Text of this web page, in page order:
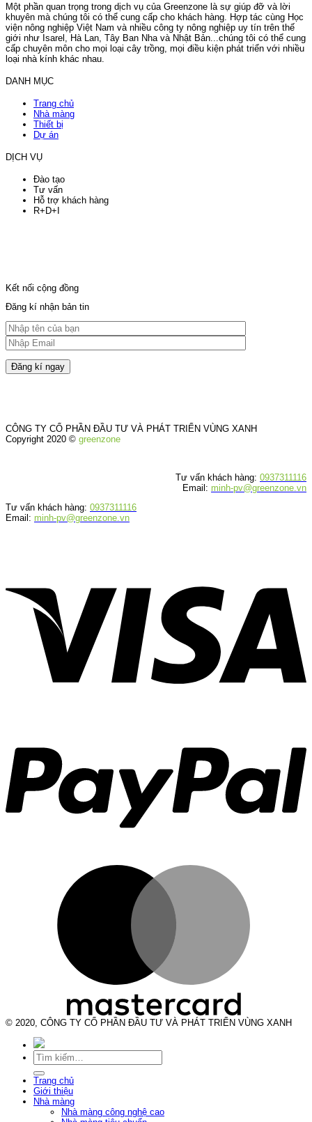
Một phần quan trọng trong dịch vụ của Greenzone là sự giúp đỡ và lời
khuyên mà chúng tôi có thể cung cấp cho khách hàng. Hợp tác cùng Học
viện nông nghiệp Việt Nam và nhiều công ty nông nghiệp uy tín trên thế
giới như Isarel, Hà Lan, Tây Ban Nha và Nhật Bản...chúng tôi có thể cung
cấp chuyên môn cho mọi loại cây trồng, mọi điều kiện phát triển với nhiều
loại nhà kính khác nhau.
DANH MỤC
Trang chủ
Nhà màng
Thiết bị
Dự án
DỊCH VỤ
Đào tạo
Tư vấn
Hỗ trợ khách hàng
R+D+I
Kết nối cộng đồng
Đăng kí nhận bản tin
CÔNG TY CỔ PHẦN ĐẦU TƯ VÀ PHÁT TRIỂN VÙNG XANH
Copyright 2020 © greenzone
Tư vấn khách hàng: 0937311116
Email: minh-pv@greenzone.vn
Tư vấn khách hàng: 0937311116
Email: minh-pv@greenzone.vn
© 2020, CÔNG TY CỔ PHẦN ĐẦU TƯ VÀ PHÁT TRIỂN VÙNG XANH
Tìm
kiếm:
Trang chủ
Giới thiệu
Nhà màng
Nhà màng công nghệ cao